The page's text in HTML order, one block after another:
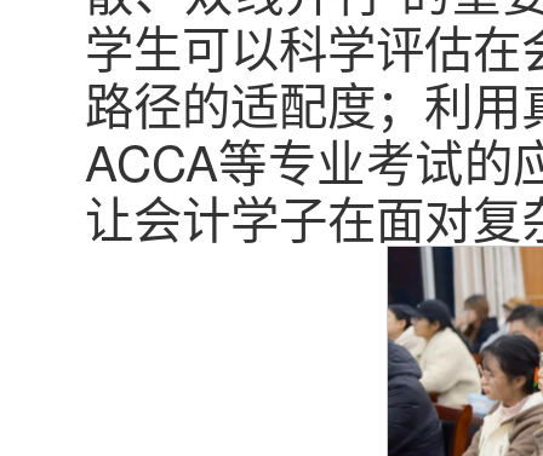
学生可以科学评估
路径的适配度；利
ACCA等专业考试的
让会计学子在面对